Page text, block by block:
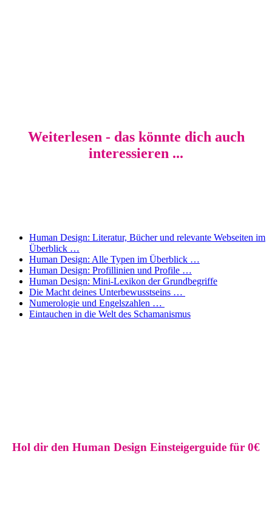
Weiterlesen - das könnte dich auch
interessieren ...
Human Design: Literatur, Bücher und relevante Webseiten im
Überblick …
Human Design: Alle Typen im Überblick …
Human Design: Profillinien und Profile …
Human Design: Mini-Lexikon der Grundbegriffe
Die Macht deines Unterbewusstseins …
Numerologie und Engelszahlen …
Eintauchen in die Welt des Schamanismus
Hol dir den Human Design Einsteigerguide für 0€